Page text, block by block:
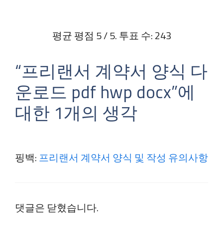
평균 평점 5/ 5. 투표 수:243
“프리랜서 계약서 양식 다
운로드 pdf hwp docx”에
대한 1개의 생각
핑백:프리랜서 계약서 양식 및 작성 유의사항
댓글은 닫혔습니다.